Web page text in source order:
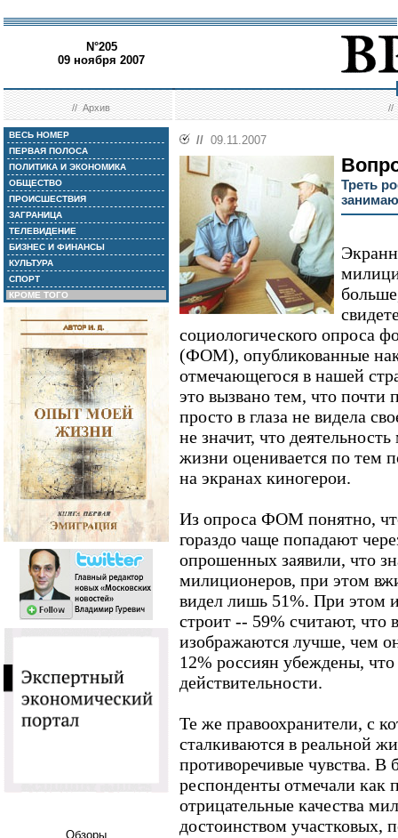
N°205
09 ноября 2007
//Архив //
ВЕСЬ НОМЕР
ПЕРВАЯ ПОЛОСА
ПОЛИТИКА И ЭКОНОМИКА
ОБЩЕСТВО
ПРОИСШЕСТВИЯ
ЗАГРАНИЦА
ТЕЛЕВИДЕНИЕ
БИЗНЕС И ФИНАНСЫ
КУЛЬТУРА
СПОРТ
КРОМЕ ТОГО
Обзоры
// 09.11.2007
Треть
социологического опроса
(ФОМ), опубликованные
отмечающегося в нашей
это вызвано тем, что
просто в глаза не видела
не значит, что
жизни оценивается по тем
на экранах киногерои.
Из опроса ФОМ понятно,
гораздо чаще попадают
опрошенных заявили, что
милиционеров, при этом
видел лишь 51%. При этом
строит -- 59% считают,
изображаются лучше, чем
12% россиян убеждены, что
действительности.
Те же правоохранители, с
сталкиваются в реальной
противоречивые чувства. В
респонденты отмечали как
отрицательные качества
достоинством